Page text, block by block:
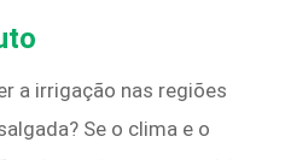
a irrigação nas regiões
Se o clima e o